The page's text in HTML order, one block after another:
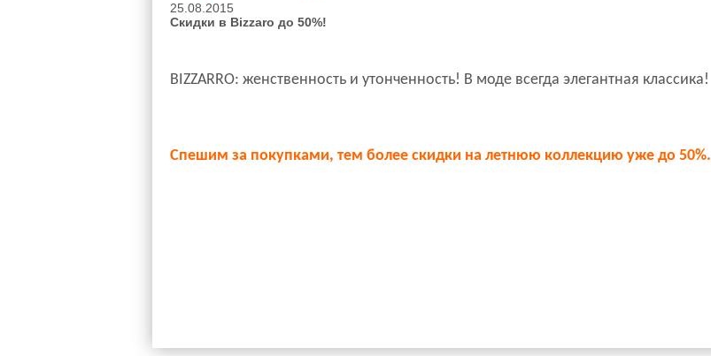
25.08.2015
Cкидки в Bizzaro до 50%!
BIZZARRO: женственность и утонченность! В моде всегда элегантная классика!
Спешим за покупками, тем более скидки на летнюю коллекцию уже до 50%.